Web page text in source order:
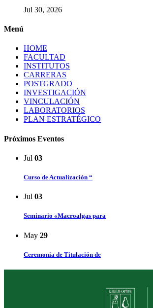
Jul 30, 2026
Menú
HOME
FACULTAD
INSTITUTOS
CARRERAS
POSTGRADO
INVESTIGACIÓN
VINCULACIÓN
LABORATORIOS
PLAN ESTRATÉGICO
Próximos Eventos
Jul 03
Curso de Actualización “
Jul 03
Seminario «Macroalgas para
May 29
Ceremonia de Titulación de